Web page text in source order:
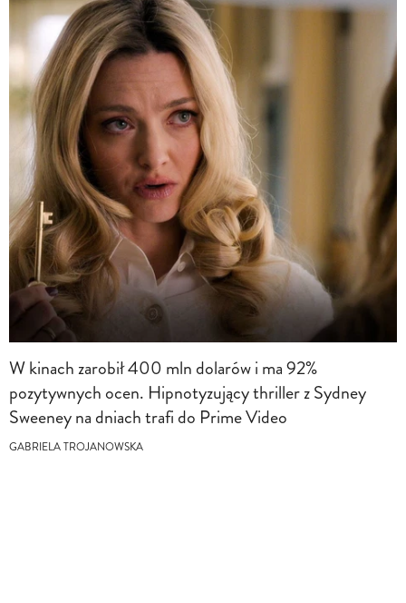
W kinach zarobił 400 mln dolarów i ma 92%
pozytywnych ocen. Hipnotyzujący thriller z Sydney
Sweeney na dniach trafi do Prime Video
GABRIELA TROJANOWSKA